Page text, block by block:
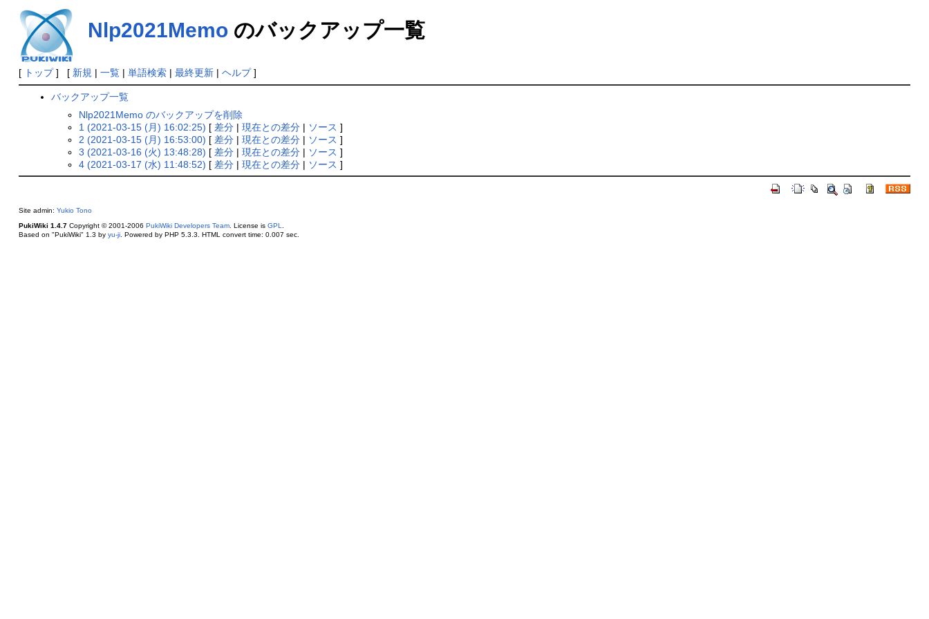
Nlp2021Memoのバックアップ一覧
[ トップ] [ 新規 | 一覧| 単語検索| 最終更新| ヘルプ]
バックアップ一覧
Nlp2021Memo のバックアップを削除
1 (2021-03-15 (月) 16:02:25) [ 差分 |現在との差分 | ソース ]
2 (2021-03-15 (月) 16:53:00) [ 差分 |現在との差分 | ソース ]
3 (2021-03-16 (火) 13:48:28) [ 差分 |現在との差分 | ソース ]
4 (2021-03-17 (水) 11:48:52) [ 差分 |現在との差分 | ソース ]
Site admin: Yukio Tono
PukiWiki 1.4.7Copyright © 2001-2006 PukiWiki Developers Team. License is GPL
Based on "PukiWiki" 1.3 by yu-ji. Powered by PHP 5.3.3. HTML convert time: 0.007 sec.